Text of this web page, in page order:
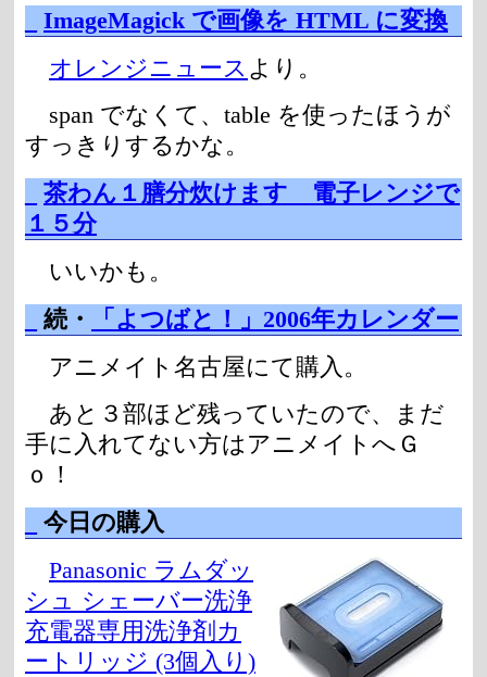
ImageMagick で画像を HTML に変換
オレンジニュース より。
span でなくて、table を使ったほうが
すっきりするかな。
茶わん１膳分炊けます 電子レンジで
１５分
いいかも。
続・
「よつばと！」2006年カレンダー
アニメイト名古屋にて購入。
あと３部ほど残っていたので、まだ
手に入れてない方はアニメイトへＧ
ｏ！
今日の購入
Panasonic ラムダッ
シュ シェーバー洗浄
充電器専用洗浄剤カ
ートリッジ (3個入り)